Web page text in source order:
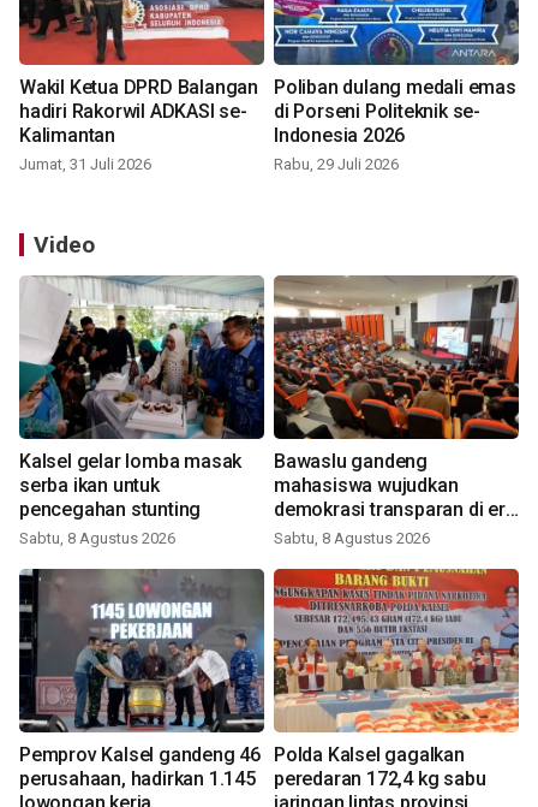
Wakil Ketua DPRD Balangan
hadiri Rakorwil ADKASI se-
Kalimantan
Jumat, 31 Juli 2026
Poliban dulang medali emas
di Porseni Politeknik se-
Indonesia 2026
Rabu, 29 Juli 2026
Video
Kalsel gelar lomba masak
serba ikan untuk
pencegahan stunting
Sabtu, 8 Agustus 2026
Bawaslu gandeng
mahasiswa wujudkan
demokrasi transparan di era
digital
Sabtu, 8 Agustus 2026
Pemprov Kalsel gandeng 46
perusahaan, hadirkan 1.145
Polda Kalsel gagalkan
peredaran 172,4 kg sabu